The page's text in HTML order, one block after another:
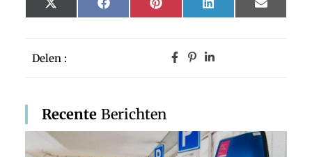
Delen :
Recente Berichten
X
(Twitter)
FacebookPinterestLinkedInEmail